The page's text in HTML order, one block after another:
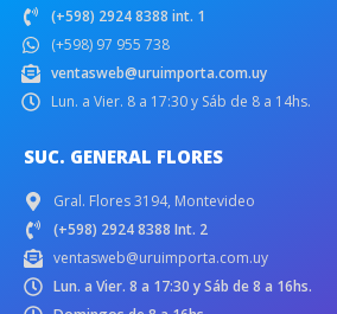
(+598) 2924 8388 int. 1
(+598) 97 955 738
ventasweb@uruimporta.com.uy
Lun. a Vier. 8 a 17:30 y Sáb de 8 a 14hs.
SUC. GENERAL FLORES
Gral. Flores 3194, Montevideo
(+598) 2924 8388 Int. 2
ventasweb@uruimporta.com.uy
Lun. a Vier. 8 a 17:30 y Sáb de 8 a 16hs.